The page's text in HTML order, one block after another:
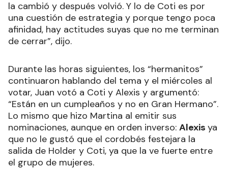
la cambió y después volvió. Y lo de Coti es por
una cuestión de estrategia y porque tengo poca
afinidad, hay actitudes suyas que no me terminan
de cerrar”, dijo.
Durante las horas siguientes, los “hermanitos”
continuaron hablando del tema y el miércoles al
votar, Juan votó a Coti y Alexis y argumentó:
“Están en un cumpleaños y no en Gran Hermano”.
Lo mismo que hizo Martina al emitir sus
nominaciones, aunque en orden inverso: Alexis ya
que no le gustó que el cordobés festejara la
salida de Holder y Coti, ya que la ve fuerte entre
el grupo de mujeres.